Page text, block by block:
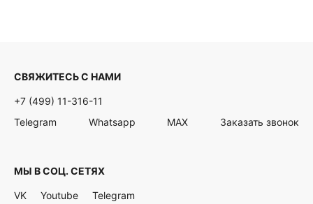
СВЯЖИТЕСЬ С НАМИ
+7 (499) 11-316-11
Telegram
Whatsapp MAX Заказать звонок
МЫ В СОЦ. СЕТЯХ
VK Youtube Telegram